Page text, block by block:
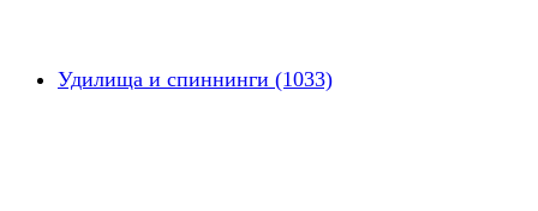
Удилища и спиннинги (1033)